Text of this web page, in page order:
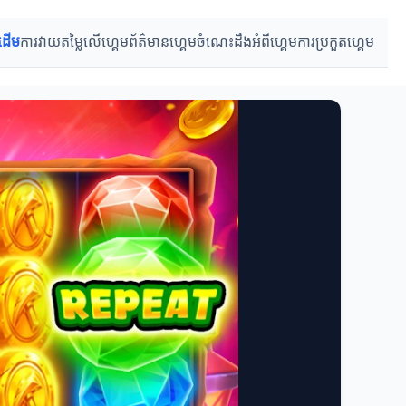
ើមការវាយតម្លៃលើហ្គេមព័ត៌មានហ្គេមចំណេះដឹងអំពីហ្គេមការប្រកួតហ្គេម